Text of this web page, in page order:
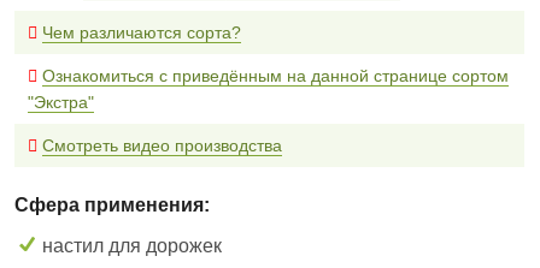
Чем различаются сорта?
Ознакомиться с приведённым на данной странице сортом
"Экстра"
Смотреть видео производства
Сфера применения:
настил для дорожек